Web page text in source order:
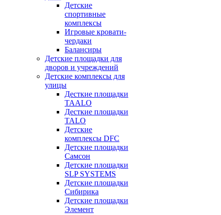
Детские
спортивные
комплексы
Игровые кровати-
чердаки
Балансиры
Детские площадки для
дворов и учреждений
Детские комплексы для
улицы
Десткие площадки
TAALO
Десткие площадки
TALO
Детские
комплексы DFC
Детские площадки
Самсон
Детские площадки
SLP SYSTEMS
Детские площадки
Сибирика
Детские площадки
Элемент